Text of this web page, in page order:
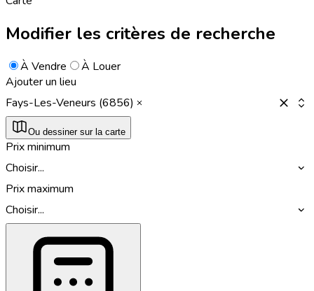
Modifier les critères de recherche
À Vendre
À Louer
Ajouter un lieu
Fays-Les-Veneurs (6856)
Ou dessiner sur la carte
Prix minimum
Choisir...
Prix maximum
Choisir...